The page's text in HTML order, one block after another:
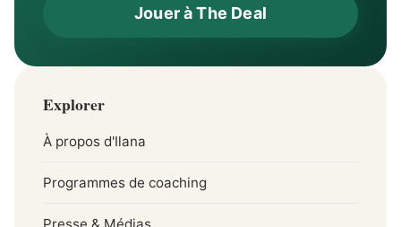
Jouer à The Deal
Explorer
À propos d'Ilana
Programmes de coaching